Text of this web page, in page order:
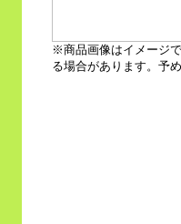
※商品画像はイメージ
る場合があります。予